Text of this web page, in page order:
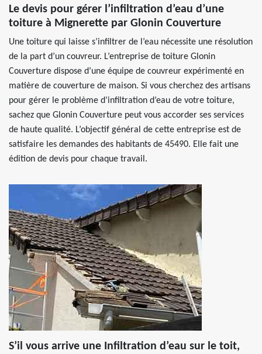
Le devis pour gérer l’infiltration d’eau d’une
toiture à Mignerette par Glonin Couverture
Une toiture qui laisse s’infiltrer de l’eau nécessite une résolution
de la part d’un couvreur. L’entreprise de toiture Glonin
Couverture dispose d’une équipe de couvreur expérimenté en
matière de couverture de maison. Si vous cherchez des artisans
pour gérer le problème d’infiltration d’eau de votre toiture,
sachez que Glonin Couverture peut vous accorder ses services
de haute qualité. L’objectif général de cette entreprise est de
satisfaire les demandes des habitants de 45490. Elle fait une
édition de devis pour chaque travail.
S’il vous arrive une Infiltration d’eau sur le toit,